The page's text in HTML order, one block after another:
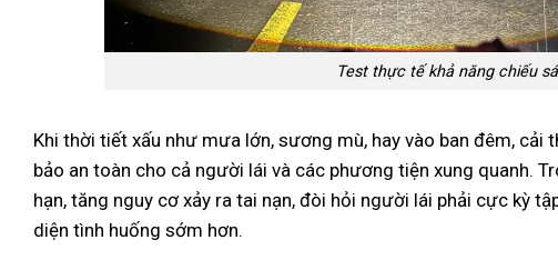
Test thực tế khả năng chiếu
Khi thời tiết xấu như mưa lớn, sương mù, hay vào ban đêm,
bảo an toàn cho cả người lái và các phương tiện xung quanh.
hạn, tăng nguy cơ xảy ra tai nạn, đòi hỏi người lái phải cực kỳ
diện tình huống sớm hơn.